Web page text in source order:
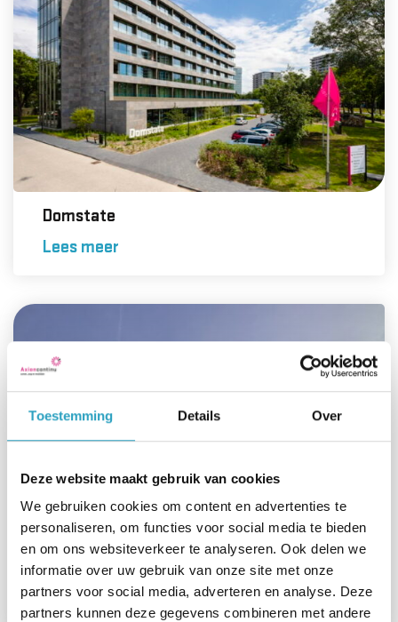
Toestemming Details Over
Deze website maakt gebruik van cookies
We gebruiken cookies om content en advertenties te
personaliseren, om functies voor social media te bieden
en om ons websiteverkeer te analyseren. Ook delen we
informatie over uw gebruik van onze site met onze
partners voor social media, adverteren en analyse. Deze
partners kunnen deze gegevens combineren met andere
Domstate
Lees meer
De Parkgraaf
Lees meer